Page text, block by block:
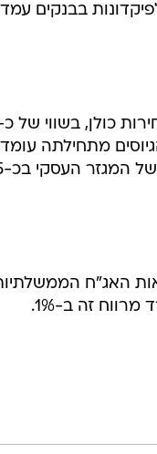
אשראי זה לפיקדונות בבנקים
מתחילתה
כ-1.9
בונד 60, לבין ממוצע תשואות האג"ח